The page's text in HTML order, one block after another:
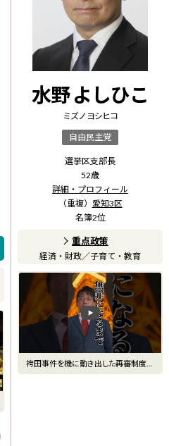
水野 よしひこ
ミズノ ヨシヒコ
自由民主党
選挙区支部長
52歳
詳細・プロフィール
（重複） 愛知3区
名簿2位
重点政策
経済・財政／子育て・教育
袴田事件を機に動き出した再審制度の
導入皆さんはどうお考えです